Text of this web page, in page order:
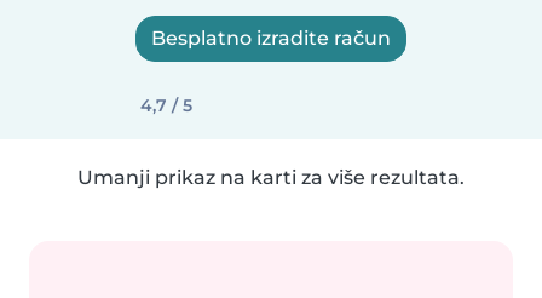
Besplatno izradite račun
4,7 / 5
Umanji prikaz na karti za više rezultata.